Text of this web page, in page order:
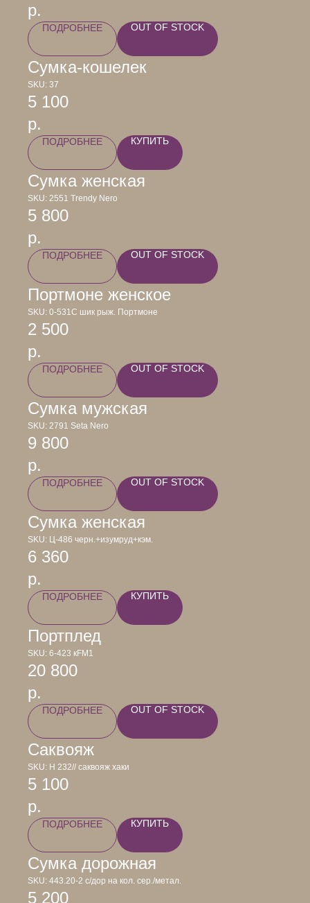
р.
ПОДРОБНЕЕ OUT OF STOCK
Сумка-кошелек
SKU: 37
5 100
р.
ПОДРОБНЕЕ КУПИТЬ
Сумка женская
SKU: 2551 Trendy Nero
5 800
р.
ПОДРОБНЕЕ OUT OF STOCK
Портмоне женское
SKU: 0-531С шик рыж. Портмоне
2 500
р.
ПОДРОБНЕЕ OUT OF STOCK
Сумка мужская
SKU: 2791 Seta Nero
9 800
р.
ПОДРОБНЕЕ OUT OF STOCK
Сумка женская
SKU: Ц-486 черн.+изумруд+кэм.
6 360
р.
ПОДРОБНЕЕ КУПИТЬ
Портплед
SKU: 6-423 кFM1
20 800
р.
ПОДРОБНЕЕ OUT OF STOCK
Саквояж
SKU: Н 232// саквояж хаки
5 100
р.
ПОДРОБНЕЕ КУПИТЬ
Сумка дорожная
SKU: 443.20-2 с/дор на кол. сер./метал.
5 200